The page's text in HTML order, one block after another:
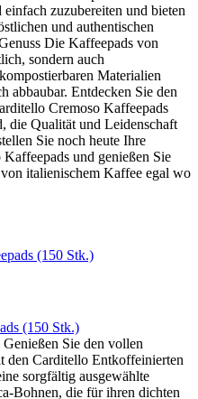
zuzubereiten und bieten
und authentischen
Die Kaffeepads von
sondern auch
Materialien
abbaubar. Entdecken Sie den
Cremoso Kaffeepads
die Qualität und Leidenschaft
Sie noch heute Ihre
und genießen Sie
italienischem Kaffee egal wo
(150 Stk.)
Sie den vollen
den Carditello Entkoffeinierten
sorgfältig ausgewählte
Bohnen, die für ihren dichten